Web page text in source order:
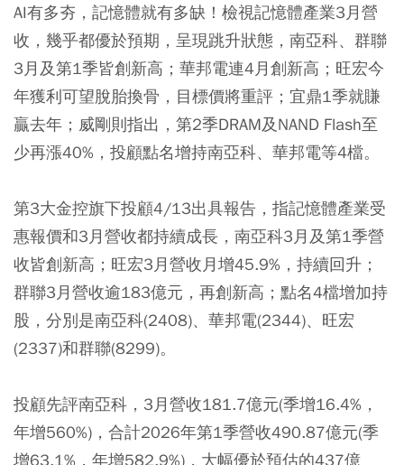
AI有多夯，記憶體就有多缺！檢視記憶體產業3月營
收，幾乎都優於預期，呈現跳升狀態，南亞科、群聯
3月及第1季皆創新高；華邦電連4月創新高；旺宏今
年獲利可望脫胎換骨，目標價將重評；宜鼎1季就賺
贏去年；威剛則指出，第2季DRAM及NAND Flash至
少再漲40%，投顧點名增持南亞科、華邦電等4檔。
第3大金控旗下投顧4/13出具報告，指記憶體產業受
惠報價和3月營收都持續成長，南亞科3月及第1季營
收皆創新高；旺宏3月營收月增45.9%，持續回升；
群聯3月營收逾183億元，再創新高；點名4檔增加持
股，分別是南亞科(2408)、華邦電(2344)、旺宏
(2337)和群聯(8299)。
投顧先評南亞科，3月營收181.7億元(季增16.4%，
年增560%)，合計2026年第1季營收490.87億元(季
增63.1%，年增582.9%)，大幅優於預估的437億